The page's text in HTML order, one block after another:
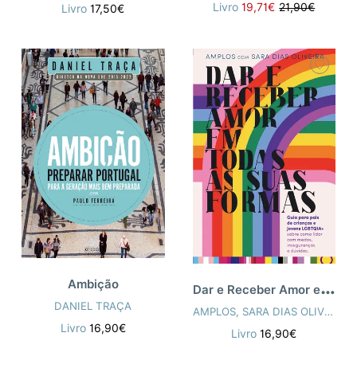
Livro17,50€
Livro19,71€ 21,90€
Ambição
DANIEL TRAÇA
Livro 16,90€
D
ar e Receber Amor em Todas as Suas Formas
AMPLOS, SARA DIAS OLIVEIRA
Livro16,90€